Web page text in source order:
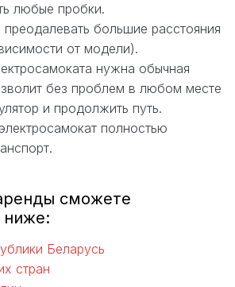
любые пробки.
большие расстояния
от модели).
нужна обычная
без проблем в любом месте
и продолжить путь.
полностью
сможете
ниже:
Беларусь
стран